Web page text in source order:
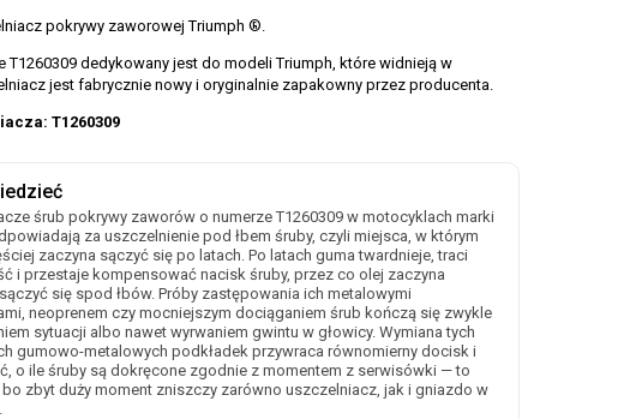
pokrywy zaworowej Triumph ®.
T1260309 dedykowany jest do modeli Triumph, które widnieją w
jest fabrycznie nowy i oryginalnie zapakowny przez producenta.
T1260309
śrub pokrywy zaworów o numerze T1260309 w motocyklach marki
za uszczelnienie pod łbem śruby, czyli miejsca, w którym
zaczyna sączyć się po latach. Po latach guma twardnieje, traci
i przestaje kompensować nacisk śruby, przez co olej zaczyna
się spod łbów. Próby zastępowania ich metalowymi
neoprenem czy mocniejszym dociąganiem śrub kończą się zwykle
sytuacji albo nawet wyrwaniem gwintu w głowicy. Wymiana tych
gumowo-metalowych podkładek przywraca równomierny docisk i
o ile śruby są dokręcone zgodnie z momentem z serwisówki — to
zbyt duży moment zniszczy zarówno uszczelniacz, jak i gniazdo w